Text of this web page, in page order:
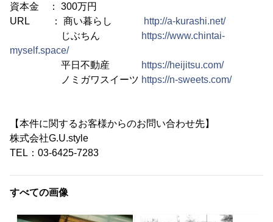
資本金 ： 300万円
URL ： 商い暮らし
http://a-kurashi.net/
じぶちん
https://www.chintai-
myself.space/
平日不動産
https://heijitsu.com/
ノミガワスイーツ https://n-sweets.com/
【本件に関するお客様からのお問い合わせ先】
株式会社G.U.style
TEL：03-6425-7283
すべての画像